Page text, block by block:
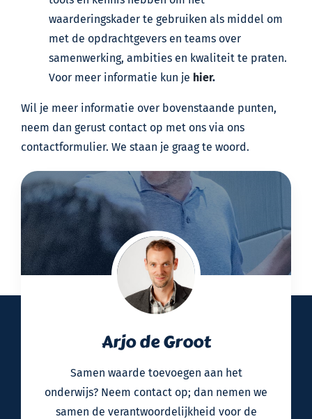
waarderingskader te gebruiken als middel om
met de opdrachtgevers en teams over
samenwerking, ambities en kwaliteit te praten.
Voor meer informatie kun je hier.
Wil je meer informatie over bovenstaande punten,
neem dan gerust contact op met ons via ons
contactformulier. We staan je graag te woord.
Arjo de Groot
Samen waarde toevoegen aan het
onderwijs? Neem contact op; dan nemen we
samen de verantwoordelijkheid voor de